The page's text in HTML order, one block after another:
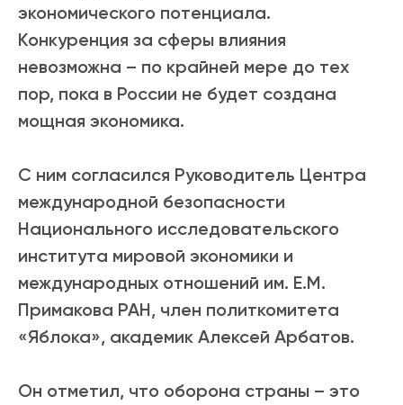
экономического потенциала.
Конкуренция за сферы влияния
невозможна – по крайней мере до тех
пор, пока в России не будет создана
мощная экономика.
С ним согласился Руководитель Центра
международной безопасности
Национального исследовательского
института мировой экономики и
международных отношений им. Е.М.
Примакова РАН, член политкомитета
«Яблока», академик Алексей Арбатов.
Он отметил, что оборона страны – это